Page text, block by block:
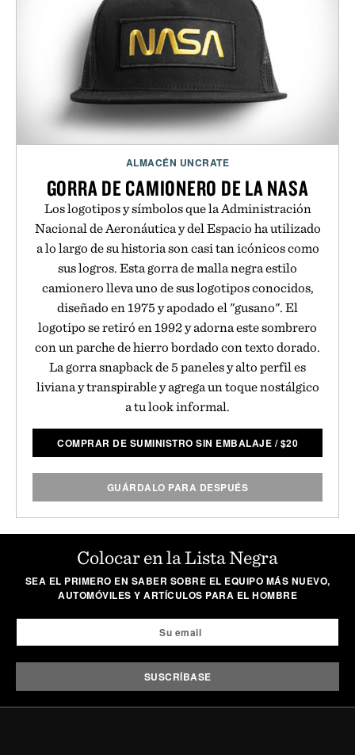
ALMACÉN UNCRATE
GORRA DE CAMIONERO DE LA NASA
Los logotipos y símbolos que la Administración
Nacional de Aeronáutica y del Espacio ha utilizado
a lo largo de su historia son casi tan icónicos como
sus logros. Esta gorra de malla negra estilo
camionero lleva uno de sus logotipos conocidos,
diseñado en 1975 y apodado el "gusano". El
logotipo se retiró en 1992 y adorna este sombrero
con un parche de hierro bordado con texto dorado.
La gorra snapback de 5 paneles y alto perfil es
liviana y transpirable y agrega un toque nostálgico
a tu look informal.
COMPRAR DE SUMINISTRO SIN EMBALAJE /$20
GUÁRDALO PARA DESPUÉS
Colocar en la Lista Negra
SEA EL PRIMERO EN SABER SOBRE EL EQUIPO MÁS NUEVO,
AUTOMÓVILES Y ARTÍCULOS PARA EL HOMBRE